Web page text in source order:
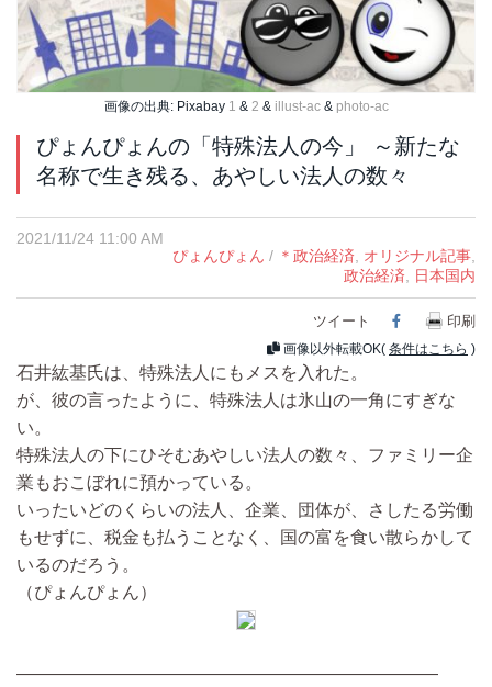
画像の出典: Pixabay 1 & 2 & illust-ac& photo-ac
ぴょんぴょんの「特殊法人の今」 ～新たな
名称で生き残る、あやしい法人の数々
2021/11/24 11:00 AM
ぴょんぴょん / ＊政治経済 オリジナル記事
政治経済
日本国内
ツイート Facebook
印刷
画像以外転載OK( 条件はこちら )
石井紘基氏は、特殊法人にもメスを入れた。
が、彼の言ったように、特殊法人は氷山の一角にすぎな
い。
特殊法人の下にひそむあやしい法人の数々、ファミリー企
業もおこぼれに預かっている。
いったいどのくらいの法人、企業、団体が、さしたる労働
もせずに、税金も払うことなく、国の富を食い散らかして
いるのだろう。
（ぴょんぴょん）
————————————————————————